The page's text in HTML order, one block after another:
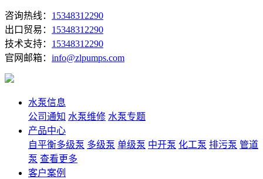
咨询热线： 15348312290
出口贸易： 15348312290
技术支持： 15348312290
官网邮箱： info@zlpumps.com
水泵信息
公司通知 水泵维修 水泵专题
产品中心
自平衡多级泵 多级泵 单级泵 中开泵 化工泵 排污泵 管道
泵 查看更多
客户案例